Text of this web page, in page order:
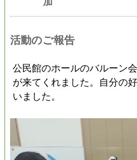
活動のご報告
公民館のホールのバルーン
が来てくれました。自分の
いました。